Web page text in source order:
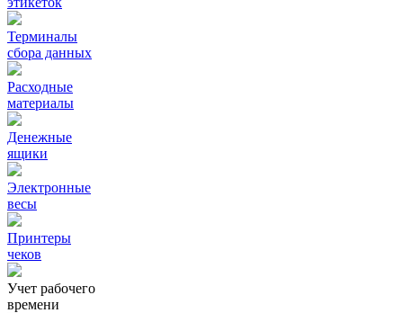
Терминалы
сбора данных
Расходные
материалы
Денежные
ящики
Электронные
весы
Принтеры
чеков
Учет рабочего
времени